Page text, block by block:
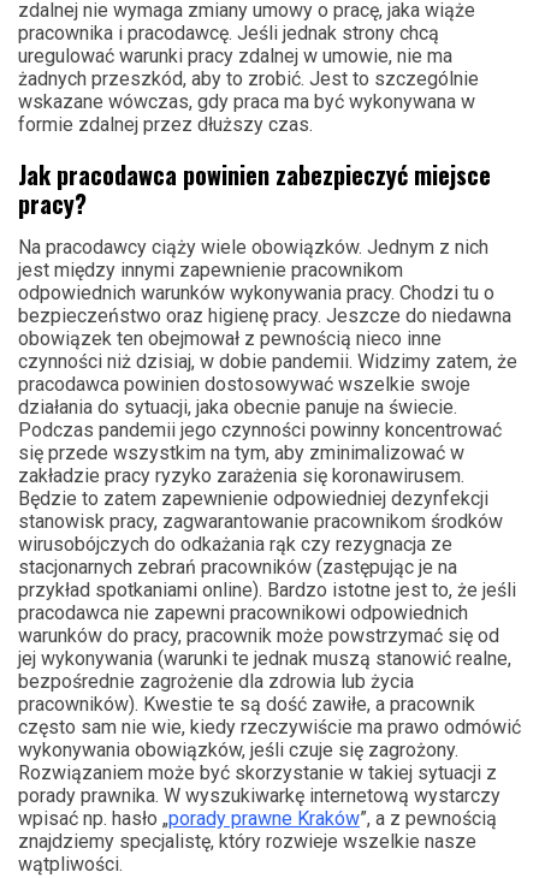
zdalnej nie wymaga zmiany umowy o pracę, jaka wiąże
pracownika i pracodawcę. Jeśli jednak strony chcą
uregulować warunki pracy zdalnej w umowie, nie ma
żadnych przeszkód, aby to zrobić. Jest to szczególnie
wskazane wówczas, gdy praca ma być wykonywana w
formie zdalnej przez dłuższy czas.
Jak pracodawca powinien zabezpieczyć miejsce
pracy?
Na pracodawcy ciąży wiele obowiązków. Jednym z nich
jest między innymi zapewnienie pracownikom
odpowiednich warunków wykonywania pracy. Chodzi tu o
bezpieczeństwo oraz higienę pracy. Jeszcze do niedawna
obowiązek ten obejmował z pewnością nieco inne
czynności niż dzisiaj, w dobie pandemii. Widzimy zatem, że
pracodawca powinien dostosowywać wszelkie swoje
działania do sytuacji, jaka obecnie panuje na świecie.
Podczas pandemii jego czynności powinny koncentrować
się przede wszystkim na tym, aby zminimalizować w
zakładzie pracy ryzyko zarażenia się koronawirusem.
Będzie to zatem zapewnienie odpowiedniej dezynfekcji
stanowisk pracy, zagwarantowanie pracownikom środków
wirusobójczych do odkażania rąk czy rezygnacja ze
stacjonarnych zebrań pracowników (zastępując je na
przykład spotkaniami online). Bardzo istotne jest to, że jeśli
pracodawca nie zapewni pracownikowi odpowiednich
warunków do pracy, pracownik może powstrzymać się od
jej wykonywania (warunki te jednak muszą stanowić realne,
bezpośrednie zagrożenie dla zdrowia lub życia
pracowników). Kwestie te są dość zawiłe, a pracownik
często sam nie wie, kiedy rzeczywiście ma prawo odmówić
wykonywania obowiązków, jeśli czuje się zagrożony.
Rozwiązaniem może być skorzystanie w takiej sytuacji z
porady prawnika. W wyszukiwarkę internetową wystarczy
wpisać np. hasło „porady prawne Kraków”, a z pewnością
znajdziemy specjalistę, który rozwieje wszelkie nasze
wątpliwości.